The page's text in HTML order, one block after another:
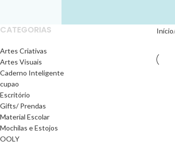
CATEGORIAS
Artes Criativas
Artes Visuais
Caderno Inteligente
cupao
Escritório
Gifts/ Prendas
Material Escolar
Mochilas e Estojos
OOLY
Início